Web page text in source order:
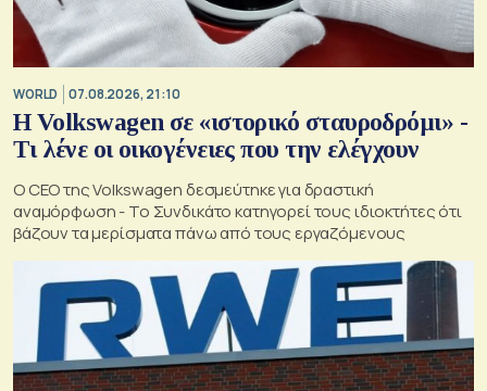
WORLD 07.08.2026, 21:10
Η Volkswagen σε «ιστορικό σταυροδρόμι» -
Τι λένε οι οικογένειες που την ελέγχουν
Ο CEO της Volkswagen δεσμεύτηκε για δραστική
αναμόρφωση - Το Συνδικάτο κατηγορεί τους ιδιοκτήτες ότι
βάζουν τα μερίσματα πάνω από τους εργαζόμενους